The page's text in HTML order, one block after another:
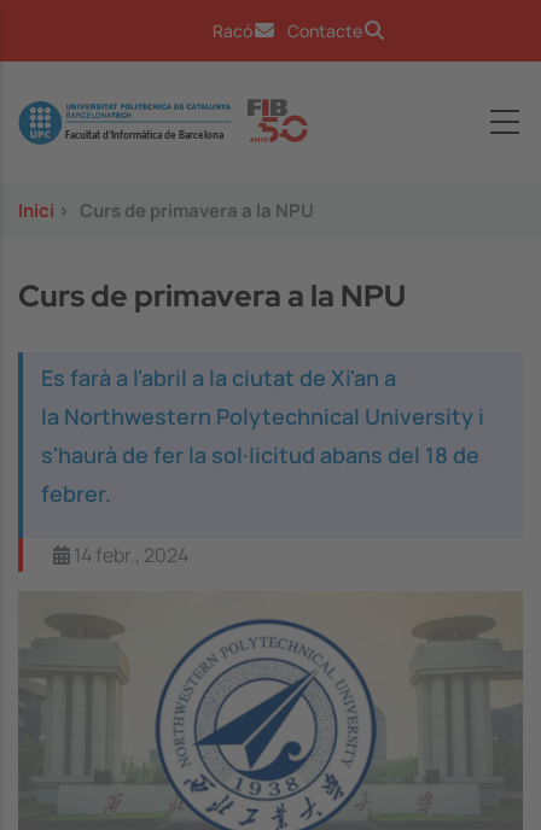
Racó Contacte
Image
Inici > Curs de primavera a la NPU
Curs de primavera a la NPU
Es farà a l'abril a la ciutat de Xi'an a
la Northwestern Polytechnical University i
s'haurà de fer la sol·licitud abans del 18 de
febrer.
14 febr., 2024